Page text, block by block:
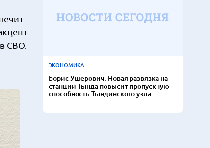
СВО.
ЭКОНОМИКА
Борис Ушерович: Новая развязка на
станции Тында повысит пропускную
способность Тындинского узла